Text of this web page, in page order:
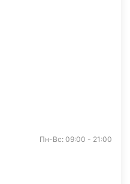
Пн-Вс: 09:00 - 21:00